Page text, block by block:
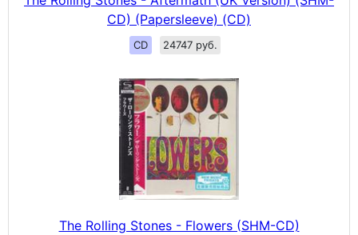
CD) (Papersleeve) (CD)
CD 24747 руб.
The Rolling Stones - Flowers (SHM-CD)